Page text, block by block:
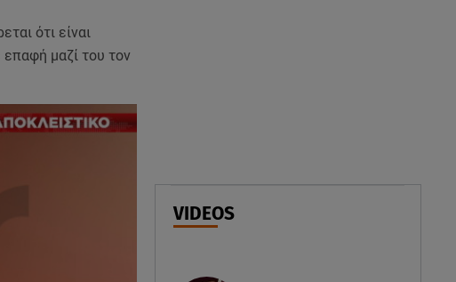
07.08.26 , 18:34
Έξοδος Αυγούστου: Στο 100% η
πληρότητα για Κυκλάδες
VIDEOS
ότι είναι
μαζί του τον